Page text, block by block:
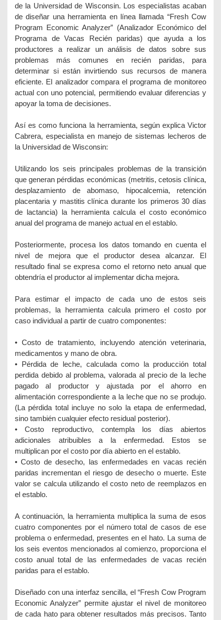
de la Universidad de Wisconsin. Los especialistas acaban
de diseñar una herramienta en línea llamada “Fresh Cow
Program Economic Analyzer” (Analizador Económico del
Programa de Vacas Recién paridas) que ayuda a los
productores a realizar un análisis de datos sobre sus
problemas más comunes en recién paridas, para
determinar si están invirtiendo sus recursos de manera
eficiente. El analizador compara el programa de monitoreo
actual con uno potencial, permitiendo evaluar diferencias y
apoyar la toma de decisiones.
Así es como funciona la herramienta, según explica Victor
Cabrera, especialista en manejo de sistemas lecheros de
la Universidad de Wisconsin:
Utilizando los seis principales problemas de la transición
que generan pérdidas económicas (metritis, cetosis clínica,
desplazamiento de abomaso, hipocalcemia, retención
placentaria y mastitis clínica durante los primeros 30 días
de lactancia) la herramienta calcula el costo económico
anual del programa de manejo actual en el establo.
Posteriormente, procesa los datos tomando en cuenta el
nivel de mejora que el productor desea alcanzar. El
resultado final se expresa como el retorno neto anual que
obtendría el productor al implementar dicha mejora.
Para estimar el impacto de cada uno de estos seis
problemas, la herramienta calcula primero el costo por
caso individual a partir de cuatro componentes:
• Costo de tratamiento, incluyendo atención veterinaria,
medicamentos y mano de obra.
• Pérdida de leche, calculada como la producción total
perdida debido al problema, valorada al precio de la leche
pagado al productor y ajustada por el ahorro en
alimentación correspondiente a la leche que no se produjo.
(La pérdida total incluye no solo la etapa de enfermedad,
sino también cualquier efecto residual posterior).
• Costo reproductivo, contempla los días abiertos
adicionales atribuibles a la enfermedad. Estos se
multiplican por el costo por día abierto en el establo.
• Costo de desecho, las enfermedades en vacas recién
paridas incrementan el riesgo de desecho o muerte. Este
valor se calcula utilizando el costo neto de reemplazos en
el establo.
A continuación, la herramienta multiplica la suma de esos
cuatro componentes por el número total de casos de ese
problema o enfermedad, presentes en el hato. La suma de
los seis eventos mencionados al comienzo, proporciona el
costo anual total de las enfermedades de vacas recién
paridas para el establo.
Diseñado con una interfaz sencilla, el “Fresh Cow Program
Economic Analyzer” permite ajustar el nivel de monitoreo
de cada hato para obtener resultados más precisos. Tanto